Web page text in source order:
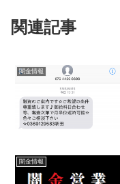
関連記事
闇金情報
闇金情報